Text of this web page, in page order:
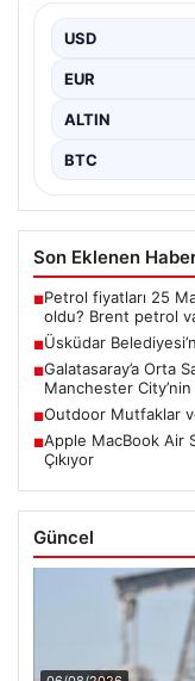
USD
EUR
ALTIN
BTC
Son Eklenen
■Petrol fiyatları 25
oldu? Brent petrol
■Üsküdar
■Galatasaray’a Orta
Manchester City’nin
■Outdoor Mutfaklar
■Apple MacBook Air
Çıkıyor
Güncel